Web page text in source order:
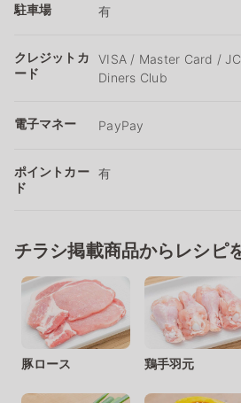
駐車場 有
クレジットカ
ード
VISA / Master Card /
Diners Club
電子マネー PayPay
ポイントカー
ド
有
チラシ掲載商品からレシピ
豚ロース 鶏手羽元